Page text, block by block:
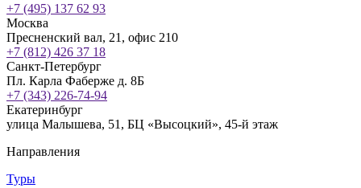
+7 (495) 137 62 93
Москва
Пресненский вал, 21, офис 210
+7 (812) 426 37 18
Санкт-Петербург
Пл. Карла Фаберже д. 8Б
+7 (343) 226-74-94
Екатеринбург
улица Малышева, 51, БЦ «Высоцкий», 45-й этаж
Направления
Туры